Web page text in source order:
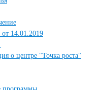
14.01.2019
о центре "Точка роста"